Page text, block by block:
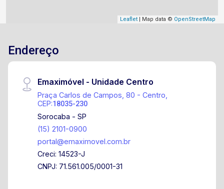
Leaflet | Map data © OpenStreetMap
Endereço
Emaximóvel - Unidade Centro
Praça Carlos de Campos, 80 - Centro,
CEP:18035-230
Sorocaba - SP
(15) 2101-0900
portal@emaximovel.com.br
Creci: 14523-J
CNPJ: 71.561.005/0001-31